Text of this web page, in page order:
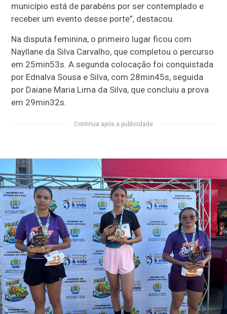
município está de parabéns por ser contemplado e
receber um evento desse porte”, destacou.
Na disputa feminina, o primeiro lugar ficou com
Nayllane da Silva Carvalho, que completou o percurso
em 25min53s. A segunda colocação foi conquistada
por Ednalva Sousa e Silva, com 28min45s, seguida
por Daiane Maria Lima da Silva, que concluiu a prova
em 29min32s.
Continua após a publicidade